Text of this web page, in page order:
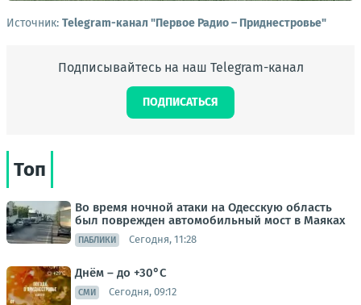
Источник: Telegram-канал "Первое Радио – Приднестровье"
Подписывайтесь на наш Telegram-канал
ПОДПИСАТЬСЯ
Топ
Во время ночной атаки на Одесскую область
был поврежден автомобильный мост в Маяках
ПАБЛИКИ Сегодня, 11:28
Днём – до +30°С
СМИ Сегодня, 09:12